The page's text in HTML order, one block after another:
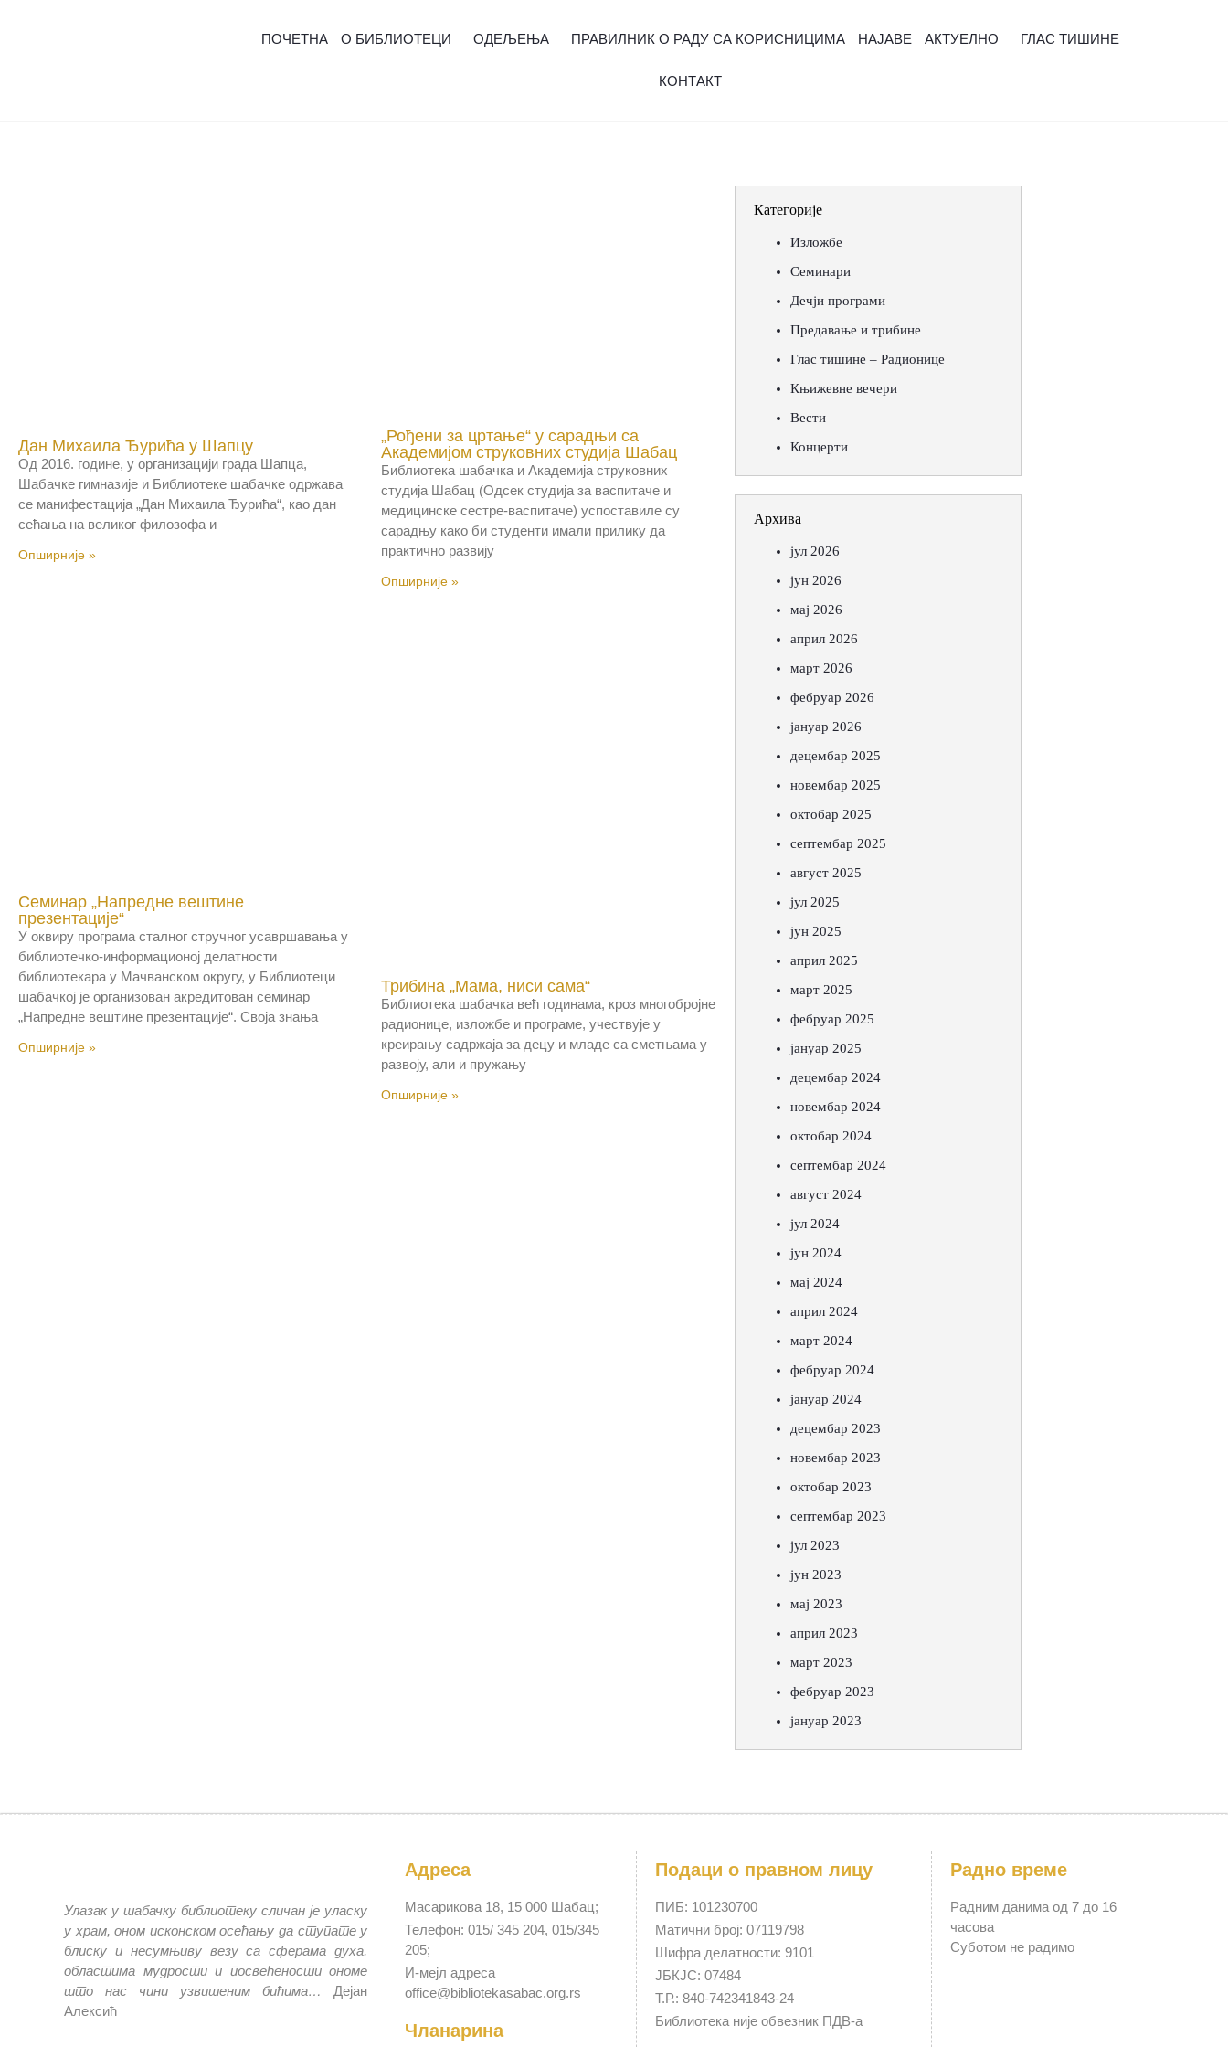
ПОЧЕТНА О БИБЛИОТЕЦИ ОДЕЉЕЊА ПРАВИЛНИК О РАДУ СА КОРИСНИЦИМА НАЈАВЕ АКТУЕЛНО ГЛАС ТИШИНЕ
КОНТАКТ
Дан Михаила Ђурића у Шапцу
Од 2016. године, у организацији града Шапца,
Шабачке гимназије и Библиотеке шабачке одржава
се манифестација „Дан Михаила Ђурића“, као дан
сећања на великог филозофа и
Опширније »
„Рођени за цртање“ у сарадњи са
Академијом струковних студија Шабац
Библиотека шабачка и Академија струковних
студија Шабац (Одсек студија за васпитаче и
медицинске сестре-васпитаче) успоставиле су
сарадњу како би студенти имали прилику да
практично развију
Опширније »
Семинар „Напредне вештине
презентације“
У оквиру програма сталног стручног усавршавања у
библиотечко-информационој делатности
библиотекара у Мачванском округу, у Библиотеци
шабачкој је организован акредитован семинар
„Напредне вештине презентације“. Своја знања
Опширније »
Трибина „Мама, ниси сама“
Библиотека шабачка већ годинама, кроз многобројне
радионице, изложбе и програме, учествује у
креирању садржаја за децу и младе са сметњама у
развоју, али и пружању
Опширније »
Категорије
Изложбе
Семинари
Дечји програми
Предавање и трибине
Глас тишине – Радионице
Књижевне вечери
Вести
Концерти
Архива
јул 2026
јун 2026
мај 2026
април 2026
март 2026
фебруар 2026
јануар 2026
децембар 2025
новембар 2025
октобар 2025
септембар 2025
август 2025
јул 2025
јун 2025
април 2025
март 2025
фебруар 2025
јануар 2025
децембар 2024
новембар 2024
октобар 2024
септембар 2024
август 2024
јул 2024
јун 2024
мај 2024
април 2024
март 2024
фебруар 2024
јануар 2024
децембар 2023
новембар 2023
октобар 2023
септембар 2023
јул 2023
јун 2023
мај 2023
април 2023
март 2023
фебруар 2023
јануар 2023
Улазак у шабачку библиотеку сличан је уласку
у храм, оном исконском осећању да ступате у
блиску и несумњиву везу са сферама духа,
областима мудрости и посвећености ономе
што нас чини узвишеним бићима…
Дејан
Алексић
Адреса
Масарикова 18, 15 000 Шабац;
Телефон: 015/ 345 204, 015/345
205;
И-мејл адреса
office@bibliotekasabac.org.rs
Чланарина
Подаци о правном лицу
ПИБ: 101230700
Матични број: 07119798
Шифра делатности: 9101
ЈБКЈС: 07484
Т.Р.: 840-742341843-24
Библиотека није обвезник ПДВ-а
Радно време
Радним данима од 7 до 16
часова
Суботом не радимо